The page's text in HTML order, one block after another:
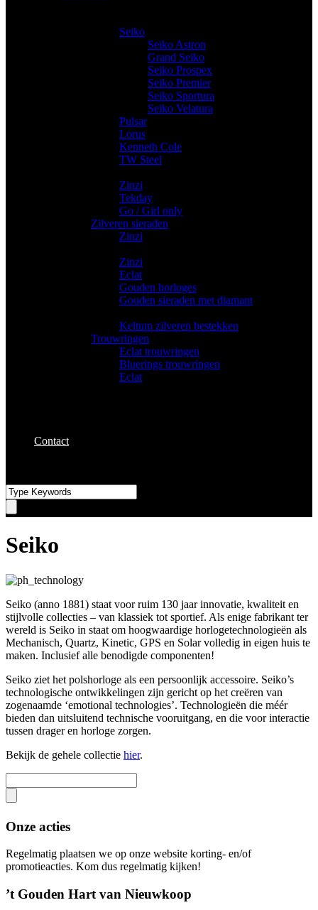
Seiko
Seiko Astron
Grand Seiko
Seiko Prospex
Seiko Premier
Seiko Sportura
Seiko Velatura
Pulsar
Lorus
Kenneth Cole
TW Steel
Zinzi
Tekday
Go / Girl only
Zilveren sieraden
Zinzi
Zinzi
Eclat
Gouden horloges
Gouden sieraden met diamant
Keltum zilveren bestekken
Trouwringen
Eclat trouwringen
Bluerings trouwringen
Eclat
Contact
Seiko
Seiko (anno 1881) staat voor ruim 130 jaar innovatie, kwaliteit en
stijlvolle collecties – van klassiek tot sportief. Als enige fabrikant ter
wereld is Seiko in staat om hoogwaardige horlogetechnologieën als
Mechanisch, Quartz, Kinetic, GPS en Solar volledig in eigen huis te
maken. Inclusief alle benodigde componenten!
Seiko ziet het polshorloge als een persoonlijk accessoire. Seiko’s
technologische ontwikkelingen zijn gericht op het creëren van
zogenaamde ‘emotional technologies’. Technologieën die méér
bieden dan uitsluitend technische vooruitgang, en die voor interactie
tussen drager en horloge zorgen.
Bekijk de gehele collectie hier.
Onze acties
Regelmatig plaatsen we op onze website korting- en/of
promotieacties. Kom dus regelmatig kijken!
’t Gouden Hart van Nieuwkoop